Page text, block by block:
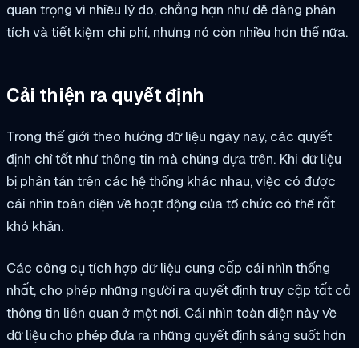
quan trọng vì nhiều lý do, chẳng hạn như dễ dàng phân
tích và tiết kiệm chi phí, nhưng nó còn nhiều hơn thế nữa.
Cải thiện ra quyết định
Trong thế giới theo hướng dữ liệu ngày nay, các quyết
định chỉ tốt như thông tin mà chúng dựa trên. Khi dữ liệu
bị phân tán trên các hệ thống khác nhau, việc có được
cái nhìn toàn diện về hoạt động của tổ chức có thể rất
khó khăn.
Các công cụ tích hợp dữ liệu cung cấp cái nhìn thống
nhất, cho phép những người ra quyết định truy cập tất cả
thông tin liên quan ở một nơi. Cái nhìn toàn diện này về
dữ liệu cho phép đưa ra những quyết định sáng suốt hơn